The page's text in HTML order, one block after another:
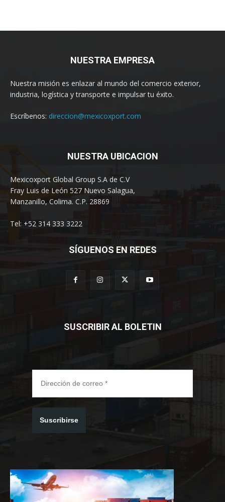
NUESTRA EMPRESA
Nuestra misión es enlazar al mundo del comercio exterior,
industria, logística y transporte e impulsar tu éxito.
Escríbenos: direccion@mexicoxport.com
NUESTRA UBICACION
Mexicoxport Global Group S.A de C.V
Fray Luis de León 527 Nuevo Salagua,
Manzanillo, Colima. C.P. 28869
Tel: +52 314 333 3222
SÍGUENOS EN REDES
SUSCRIBIR AL BOLETIN
Suscribirse